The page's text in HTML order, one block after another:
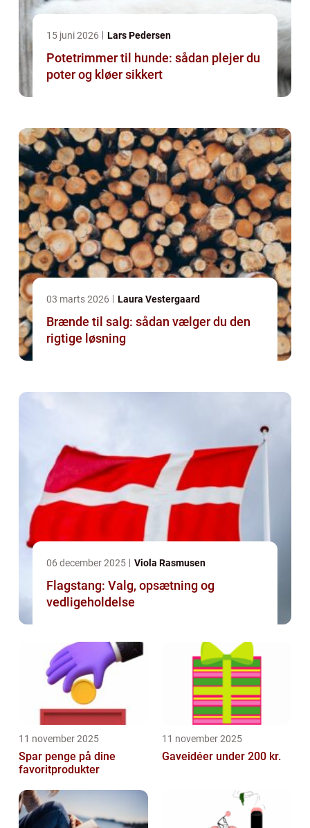
15 juni 2026 Lars Pedersen
Potetrimmer til hunde: sådan plejer du
poter og kløer sikkert
03 marts 2026 Laura Vestergaard
Brænde til salg: sådan vælger du den
rigtige løsning
06 december 2025 Viola Rasmusen
Flagstang: Valg, opsætning og
vedligeholdelse
11 november 2025
Spar penge på dine
favoritprodukter
11 november 2025
Gaveidéer under 200 kr.